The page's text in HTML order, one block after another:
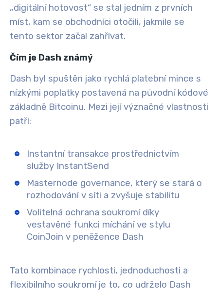
„digitální hotovost“ se stal jedním z prvních
míst, kam se obchodníci otočili, jakmile se
tento sektor začal zahřívat.
Čím je Dash známý
Dash byl spuštěn jako rychlá platební mince s
nízkými poplatky postavená na původní kódové
základně Bitcoinu. Mezi její význačné vlastnosti
patří:
Instantní transakce prostřednictvím
služby InstantSend
Masternode governance, který se stará o
rozhodování v síti a zvyšuje stabilitu
Volitelná ochrana soukromí díky
vestavěné funkci míchání ve stylu
CoinJoin v peněžence Dash
Tato kombinace rychlosti, jednoduchosti a
flexibilního soukromí je to, co udrželo Dash